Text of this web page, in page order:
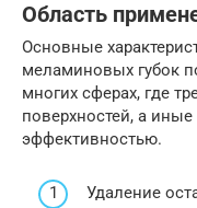
Область
Основные
меламиновых губок
многих сферах, где
поверхностей, а
эффективностью.
Удаление